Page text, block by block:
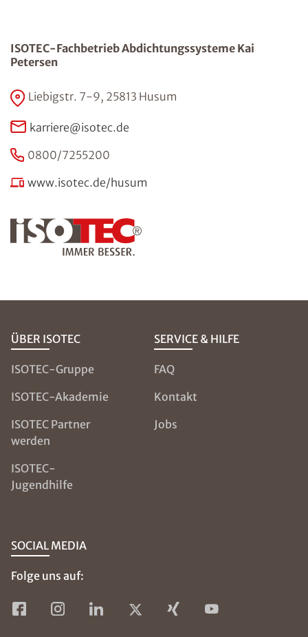
ISOTEC-Fachbetrieb Abdichtungssysteme Kai
Petersen
Liebigstr. 7-9, 25813 Husum
karriere@isotec.de
0800/7255200
www.isotec.de/husum
ÜBER ISOTEC
ISOTEC-Gruppe
ISOTEC-Akademie
ISOTEC Partner
werden
ISOTEC-
Jugendhilfe
SERVICE & HILFE
FAQ
Kontakt
Jobs
SOCIAL MEDIA
Folge uns auf: